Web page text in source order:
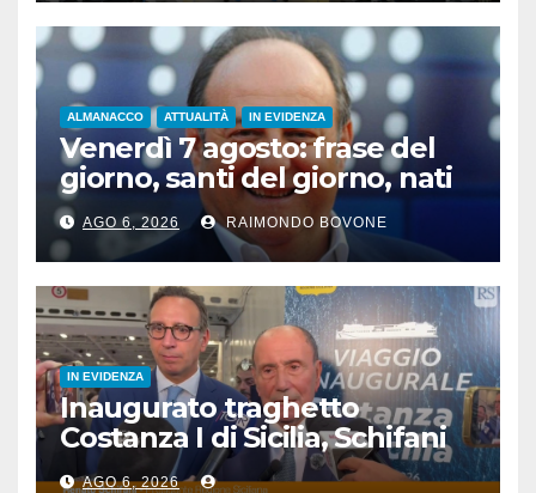
ALMANACCO ATTUALITÀ IN EVIDENZA
Venerdì 7 agosto: frase del
giorno, santi del giorno, nati
famosi, accadde oggi
AGO 6, 2026 RAIMONDO BOVONE
IN EVIDENZA
Inaugurato traghetto
Costanza I di Sicilia, Schifani
“Mantenuto impegni presi”
AGO 6, 2026